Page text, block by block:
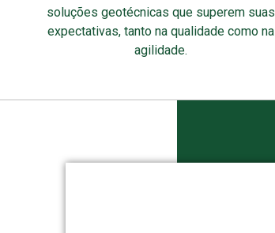
soluções geotécnicas que superem suas
expectativas, tanto na qualidade como na
agilidade.